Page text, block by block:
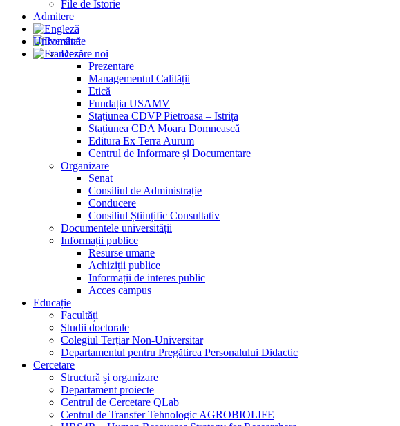
File de Istorie
Admitere
Universitate
Despre noi
Prezentare
Managementul Calității
Etică
Fundația USAMV
Stațiunea CDVP Pietroasa – Istrița
Stațiunea CDA Moara Domnească
Editura Ex Terra Aurum
Centrul de Informare și Documentare
Organizare
Senat
Consiliul de Administrație
Conducere
Consiliul Științific Consultativ
Documentele universității
Informații publice
Resurse umane
Achiziții publice
Informații de interes public
Acces campus
Educație
Facultăți
Studii doctorale
Colegiul Terțiar Non-Universitar
Departamentul pentru Pregătirea Personalului Didactic
Cercetare
Structură și organizare
Departament proiecte
Centrul de Cercetare QLab
Centrul de Transfer Tehnologic AGROBIOLIFE